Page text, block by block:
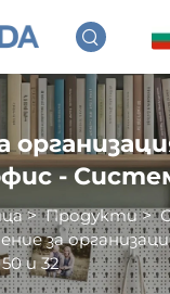
-
>Продукти>
за
и 32